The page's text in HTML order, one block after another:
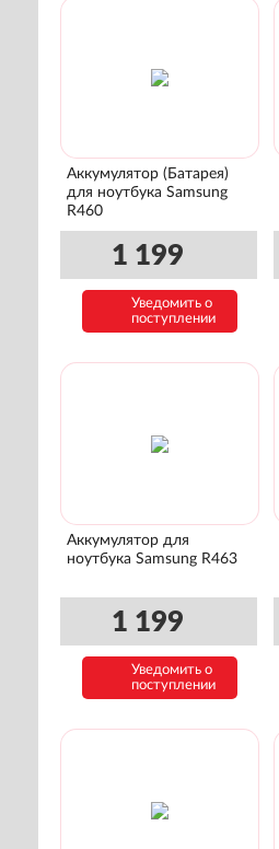
Аккумулятор (Батарея)
для ноутбука Samsung
R460
1 199
Уведомить о
поступлении
Аккумулятор для
ноутбука Samsung R463
1 199
Уведомить о
поступлении